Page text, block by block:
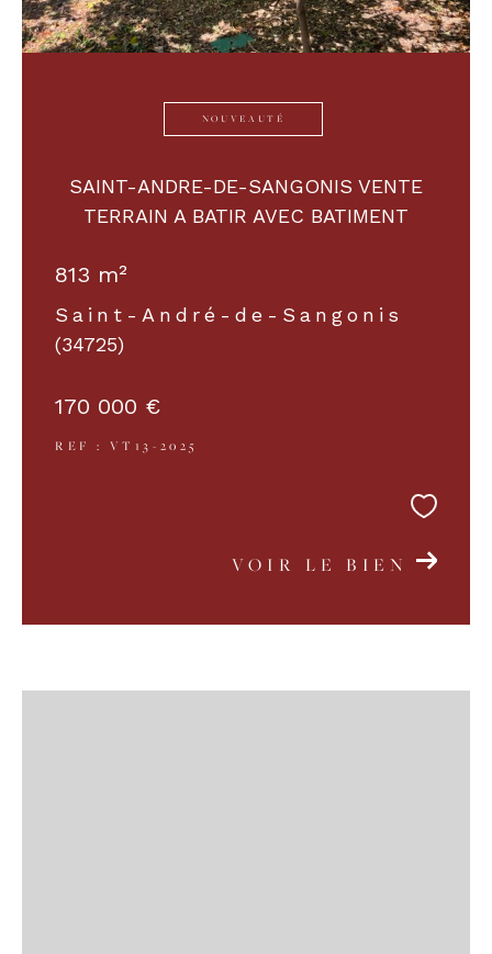
NOUVEAUTÉ
SAINT-ANDRE-DE-SANGONIS VENTE
TERRAIN A BATIR AVEC BATIMENT
813 m²
Saint-André-de-Sangonis
(34725)
170 000 €
REF : VT13-2025
VOIR LE BIEN